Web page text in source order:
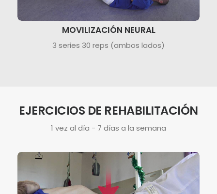
MOVILIZACIÓN NEURAL
3 series 30 reps (ambos lados)
EJERCICIOS DE REHABILITACIÓN
1 vez al día - 7 días a la semana